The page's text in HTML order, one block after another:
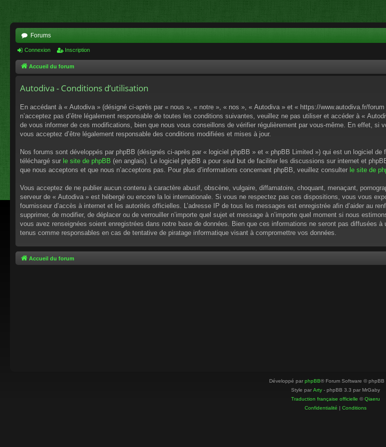
Forums
Connexion Inscription
Accueil du forum
Autodiva - Conditions d’utilisation
En accédant à « Autodiva » (désigné ci-après par « nous », « notre », « nos », « Autodiva » et « https://www.autodiva.fr/
n’acceptez pas d’être légalement responsable de toutes les conditions suivantes, veuillez ne pas utiliser et accéder à «
de vous informer de ces modifications, bien que nous vous conseillons de vérifier régulièrement par vous-même. En effet,
vous acceptez d’être légalement responsable des conditions modifiées et mises à jour.
Nos forums sont développés par phpBB (désignés ci-après par « logiciel phpBB » et « phpBB Limited ») qui est un logiciel
téléchargé sur le site de phpBB (en anglais). Le logiciel phpBB a pour seul but de faciliter les discussions sur internet et
que nous acceptons et que nous n’acceptons pas. Pour plus d’informations concernant phpBB, veuillez consulter le site de
Vous acceptez de ne publier aucun contenu à caractère abusif, obscène, vulgaire, diffamatoire, choquant, menaçant,
serveur de « Autodiva » est hébergé ou encore la loi internationale. Si vous ne respectez pas ces dispositions, vous vous
fournisseur d’accès à internet et les autorités officielles. L’adresse IP de tous les messages est enregistrée afin d’aider au
supprimer, de modifier, de déplacer ou de verrouiller n’importe quel sujet et message à n’importe quel moment si nous
vous avez renseignées soient enregistrées dans notre base de données. Bien que ces informations ne seront pas diffusées
tenus comme responsables en cas de tentative de piratage informatique visant à compromettre vos données.
Accueil du forum
Développé par phpBB® Forum Software © phpBB
Style par Arty - phpBB 3.3 par MrGaby
Traduction française officielle ©Qiaeru
Confidentialité | Conditions